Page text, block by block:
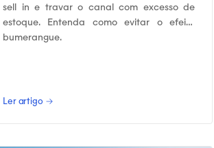
sell in e travar o canal com excesso de
estoque. Entenda como evitar o efeito
bumerangue.
Ler artigo →